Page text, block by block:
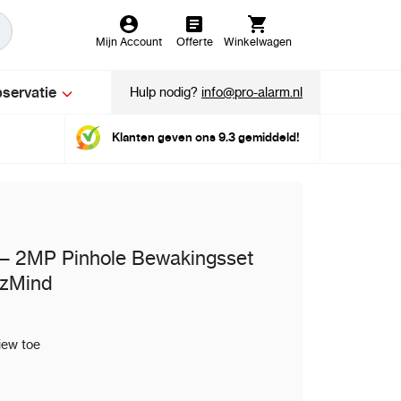
Mijn Account Offerte Winkelwagen
Hulp nodig?info@pro-alarm.nl
Klanten geven ons 9.3 gemiddeld!
2MP Pinhole Bewakingsset
toe